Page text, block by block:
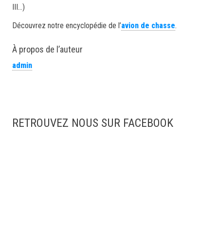
III…)
Découvrez notre encyclopédie de l’avion de chasse.
À propos de l’auteur
admin
RETROUVEZ NOUS SUR FACEBOOK